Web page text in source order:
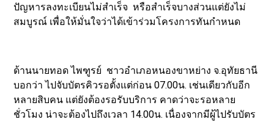
ปัญหารลงทะเบียนไม่สำเร็จ หรือสำเร็จบางส่วนแต่ยังไม่
สมบูรณ์ เพื่อให้มั่นใจว่าได้เข้าร่วมโครงการทันกำหนด
ด้านนายทอด ไพฑูรย์ ชาวอำเภอหนองขาหย่าง จ.อุทัยธานี
บอกว่า ไปจับบัตรคิวรอตั้งแต่ก่อน 07.00น. เช่นเดียวกับอีก
หลายสิบคน แต่ยังต้องรอรับบริการ คาดว่าจะรอหลาย
ชั่วโมง น่าจะต้องไปถึงเวลา 14.00น. เนื่องจากมีผู้ไปรับบัตร